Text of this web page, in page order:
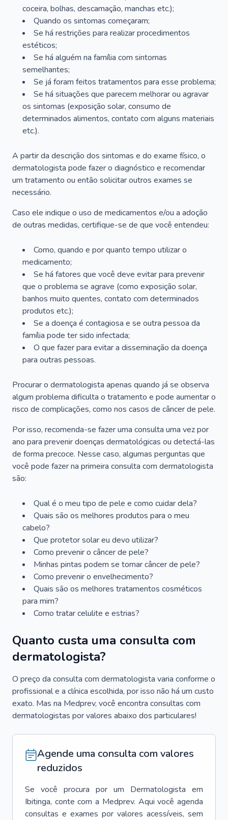
coceira, bolhas, descamação, manchas etc.);
Quando os sintomas começaram;
Se há restrições para realizar procedimentos
estéticos;
Se há alguém na família com sintomas
semelhantes;
Se já foram feitos tratamentos para esse problema;
Se há situações que parecem melhorar ou agravar
os sintomas (exposição solar, consumo de
determinados alimentos, contato com alguns materiais
etc.).
A partir da descrição dos sintomas e do exame físico, o
dermatologista pode fazer o diagnóstico e recomendar
um tratamento ou então solicitar outros exames se
necessário.
Caso ele indique o uso de medicamentos e/ou a adoção
de outras medidas, certifique-se de que você entendeu:
Como, quando e por quanto tempo utilizar o
medicamento;
Se há fatores que você deve evitar para prevenir
que o problema se agrave (como exposição solar,
banhos muito quentes, contato com determinados
produtos etc.);
Se a doença é contagiosa e se outra pessoa da
família pode ter sido infectada;
O que fazer para evitar a disseminação da doença
para outras pessoas.
Procurar o dermatologista apenas quando já se observa
algum problema dificulta o tratamento e pode aumentar o
risco de complicações, como nos casos de câncer de pele.
Por isso, recomenda-se fazer uma consulta uma vez por
ano para prevenir doenças dermatológicas ou detectá-las
de forma precoce. Nesse caso, algumas perguntas que
você pode fazer na primeira consulta com dermatologista
são:
Qual é o meu tipo de pele e como cuidar dela?
Quais são os melhores produtos para o meu
cabelo?
Que protetor solar eu devo utilizar?
Como prevenir o câncer de pele?
Minhas pintas podem se tornar câncer de pele?
Como prevenir o envelhecimento?
Quais são os melhores tratamentos cosméticos
para mim?
Como tratar celulite e estrias?
Quanto custa uma consulta com
dermatologista?
O preço da consulta com dermatologista varia conforme o
profissional e a clínica escolhida, por isso não há um custo
exato. Mas na Medprev, você encontra consultas com
dermatologistas por valores abaixo dos particulares!
Agende uma consulta com valores
reduzidos
Se você procura por um Dermatologista em
Ibitinga, conte com a Medprev. Aqui você agenda
consultas e exames por valores acessíveis, sem